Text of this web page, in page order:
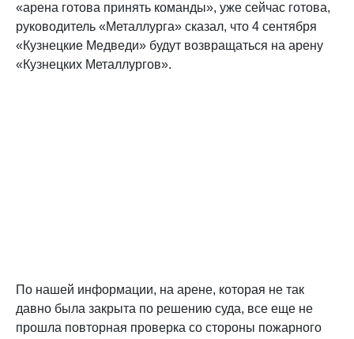
«арена готова принять команды», уже сейчас готова,
руководитель «Металлурга» сказал, что 4 сентября
«Кузнецкие Медведи» будут возвращаться на арену
«Кузнецких Металлургов».
По нашей информации, на арене, которая не так
давно была закрыта по решению суда, все еще не
прошла повторная проверка со стороны пожарного